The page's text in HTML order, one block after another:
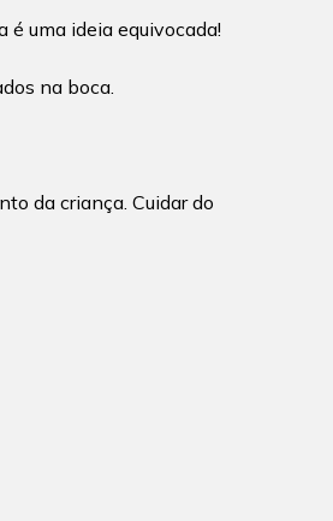
é uma ideia equivocada!
na boca.
da criança. Cuidar do